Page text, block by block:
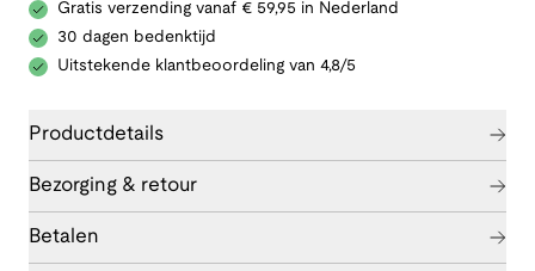
Gratis verzending vanaf € 59,95 in Nederland
30 dagen bedenktijd
Uitstekende klantbeoordeling van 4,8/5
Productdetails
Bezorging & retour
Betalen